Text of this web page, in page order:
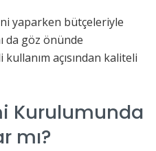
yaparken bütçeleriyle
da göz önünde
açısından kaliteli
Kurulumunda
mı?